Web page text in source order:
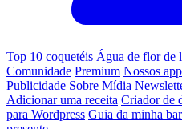
Top 10 coquetéis Água de flor de
Comunidade Premium Nossos
Publicidade Sobre Mídia
Adicionar uma receita Criador de
para Wordpress Guia da minha bar